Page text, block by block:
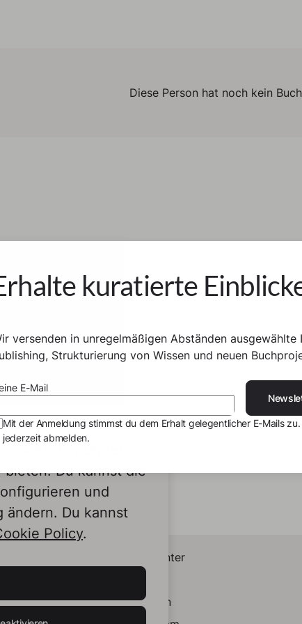
Diese Person hat noch kein
von Dritten,
Du kannst die
und
ändern. Du kannst
Policy.
Helpcenter
LinkedIn
kuratierte
versenden in unregelmäßigen Abständen ausgewählte
Strukturierung von Wissen und neuen
E-Mail
Mit der Anmeldung stimmst du dem Erhalt gelegentlicher E-Mails
jederzeit abmelden.